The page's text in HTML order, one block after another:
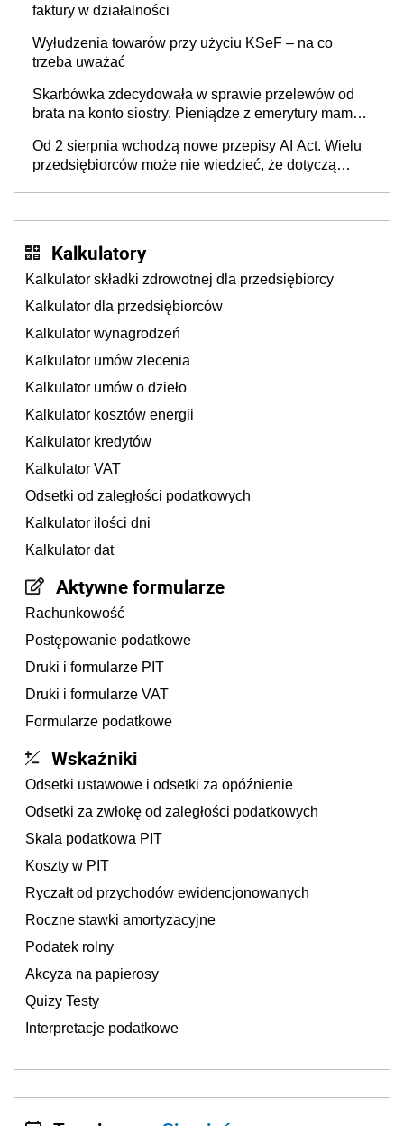
faktury w działalności
Wyłudzenia towarów przy użyciu KSeF – na co
trzeba uważać
Skarbówka zdecydowała w sprawie przelewów od
brata na konto siostry. Pieniądze z emerytury mamy
będzie
Od 2 sierpnia wchodzą nowe przepisy AI Act. Wielu
przedsiębiorców może nie wiedzieć, że dotyczą
Kalkulatory
Kalkulator składki zdrowotnej dla przedsiębiorcy
Kalkulator dla przedsiębiorców
Kalkulator wynagrodzeń
Kalkulator umów zlecenia
Kalkulator umów o dzieło
Kalkulator kosztów energii
Kalkulator kredytów
Kalkulator VAT
Odsetki od zaległości podatkowych
Kalkulator ilości dni
Kalkulator dat
Aktywne formularze
Rachunkowość
Postępowanie podatkowe
Druki i formularze PIT
Druki i formularze VAT
Formularze podatkowe
Wskaźniki
Odsetki ustawowe i odsetki za opóźnienie
Odsetki za zwłokę od zaległości podatkowych
Skala podatkowa PIT
Koszty w PIT
Ryczałt od przychodów ewidencjonowanych
Roczne stawki amortyzacyjne
Podatek rolny
Akcyza na papierosy
Quizy Testy
Interpretacje podatkowe